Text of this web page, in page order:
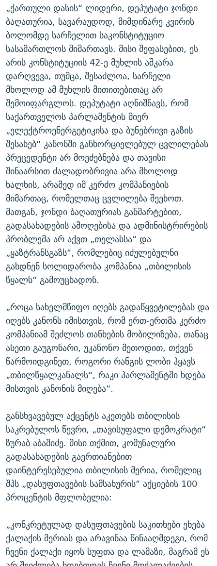
„ქართული დასის“ ლიდერი, დეპუტატი ჯონდი
ბაღათურია, სავარაუდოდ, მიმდინარე კვირის
ბოლომდე სარჩელით საკონსტიტუციო
სასამართლოს მიმართავს. მისი შეფასებით, ეს
არის კონსტიტუციის 42-ე მუხლის აშკარა
დარღვევა, თუმცა, შესაძლოა, სარჩელი
მხოლოდ ამ მუხლის მითითებითაც არ
შემოიფარგლოს. დეპუტატი აღნიშნავს, რომ
საქართველოს პარლამენტის მიერ
„ელექტროენერგეტიკისა და ბუნებრივი გაზის
შესახებ“ კანონში განხორციელებულ ცვლილებას
პრეცედენტი არ მოეძებნება და თავისი
შინაარსით ძალადობრივია არა მხოლოდ
ხალხის, არამედ იმ კერძო კომპანიების
მიმართაც, რომელთაც ცვლილება შეეხოთ.
მათგან, ჯონდი ბაღათურიას განმარტებით,
გადასახადების ამოღებისა და ადმინისტრირების
პრობლემა არ აქვთ „თელასსა“ და
„ყაზტრანსგაზს“, რომლებიც იძულებულნი
გახდნენ სოლიდარობა კომპანია „თბილისის
წყალს“ გამოუცხადონ.
„როცა სახელმწიფო იღებს გადაწყვეტილებას და
იღებს კანონს იმისთვის, რომ ერთ-ერთმა კერძო
კომპანიამ შეძლოს თანხების მობილიზება, თანაც
ასეთი გაუგონარი, უკანონო მეთოდით, თქვენ
წარმოიდგინეთ, როგორი რანგის ლობი ჰყავს
„თბილწყალკანალს“, რაკი პარლამენტში ხდება
მისთვის კანონის მიღება“.
განსხვავებულ აქცენტს აკეთებს თბილისის
საკრებულოს წევრი, „თავისუფალი დემოკრატი“
ზურაბ აბაშიძე. მისი თქმით, კომუნალური
გადასახადების გაერთიანებით
დაინტერესებულია თბილისის მერია, რომელიც
შპს „დასუფთავების სამსახურის“ აქციების 100
პროცენტის მფლობელია:
„კონკრეტულად დასუფთავების საკითხები ეხება
ქალაქის მერიას და არავინაა წინააღმდეგი, რომ
ჩვენი ქალაქი იყოს სუფთა და ლამაზი, მაგრამ ეს